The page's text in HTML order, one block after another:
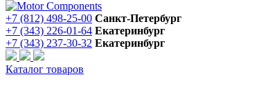
+7 (812) 498-25-00 Санкт-Петербург
+7 (343) 226-01-64 Екатеринбург
+7 (343) 237-30-32 Екатеринбург
Каталог товаров